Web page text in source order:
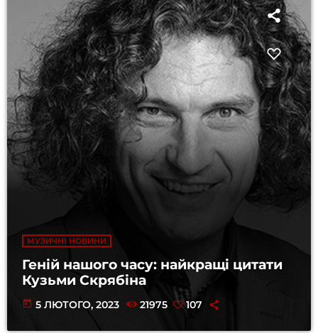
МУЗИЧНІ НОВИНИ
Геній нашого часу: найкращі цитати
Кузьми Скрябіна
today 5 ЛЮТОГО, 2023 21975 107